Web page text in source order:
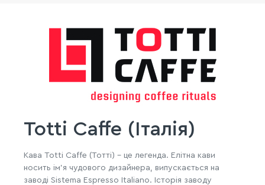
Totti Caffe (Італія)
Кава Totti Caffe (Тотті) - це легенда. Елітна кави
носить ім'я чудового дизайнера, випускається на
заводі Sistema Espresso Italiano. Історія заводу